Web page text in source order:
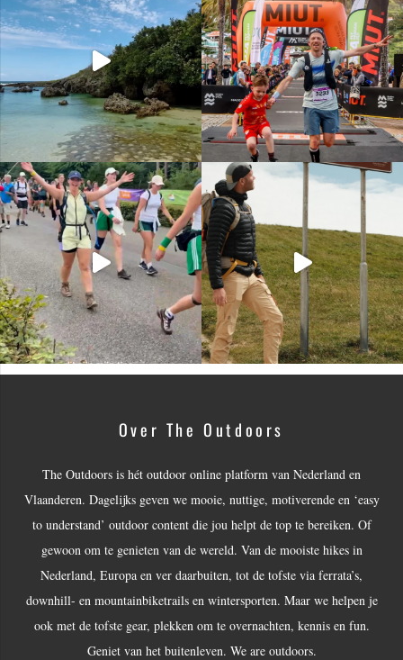
Over The Outdoors
The Outdoors is hét outdoor online platform van Nederland en
Vlaanderen. Dagelijks geven we mooie, nuttige, motiverende en ‘easy
to understand’ outdoor content die jou helpt de top te bereiken. Of
gewoon om te genieten van de wereld. Van de mooiste hikes in
Nederland, Europa en ver daarbuiten, tot de tofste via ferrata’s,
downhill- en mountainbiketrails en wintersporten. Maar we helpen je
ook met de tofste gear, plekken om te overnachten, kennis en fun.
Geniet van het buitenleven. We are outdoors.